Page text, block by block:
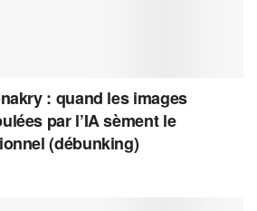
: quand les images
par l’IA sèment le
(débunking)